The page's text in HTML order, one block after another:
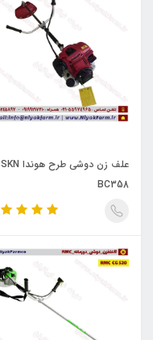
علف زن دوشی طرح هوندا SKN
BC358